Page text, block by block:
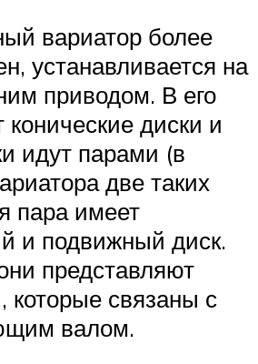
вариатор более
устанавливается на
приводом. В его
конические диски и
идут парами (в
две таких
пара имеет
и подвижный диск.
представляют
которые связаны с
валом.